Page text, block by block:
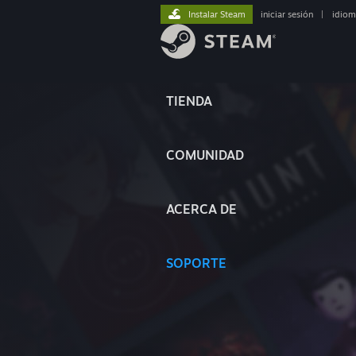
TIENDA
COMUNIDAD
ACERCA DE
SOPORTE
Instalar Steam iniciar sesión